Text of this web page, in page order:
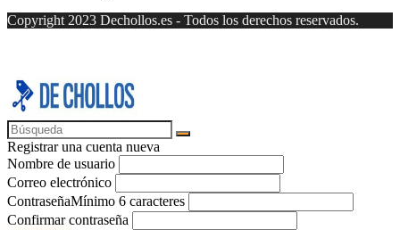
Copyright 2023 Dechollos.es - Todos los derechos reservados.
Registrar una cuenta nueva
Nombre de usuario
Correo electrónico
ContraseñaMínimo 6 caracteres
Confirmar contraseña